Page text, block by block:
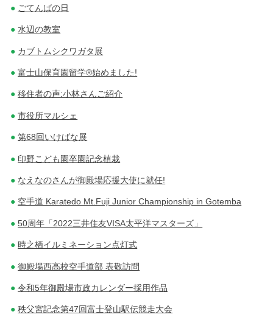
ごてんばの日
水辺の教室
カブトムシクワガタ展
富士山保育園留学®始めました!
移住者の声:小林さんご紹介
市役所マルシェ
第68回いけばな展
印野こども園卒園記念植栽
なえなのさんが御殿場応援大使に就任!
空手道 Karatedo Mt.Fuji Junior Championship in Gotemba
50周年「2022三井住友VISA太平洋マスターズ」
時之栖イルミネーション点灯式
御殿場西高校空手道部 表敬訪問
令和5年御殿場市政カレンダー採用作品
秩父宮記念第47回富士登山駅伝競走大会